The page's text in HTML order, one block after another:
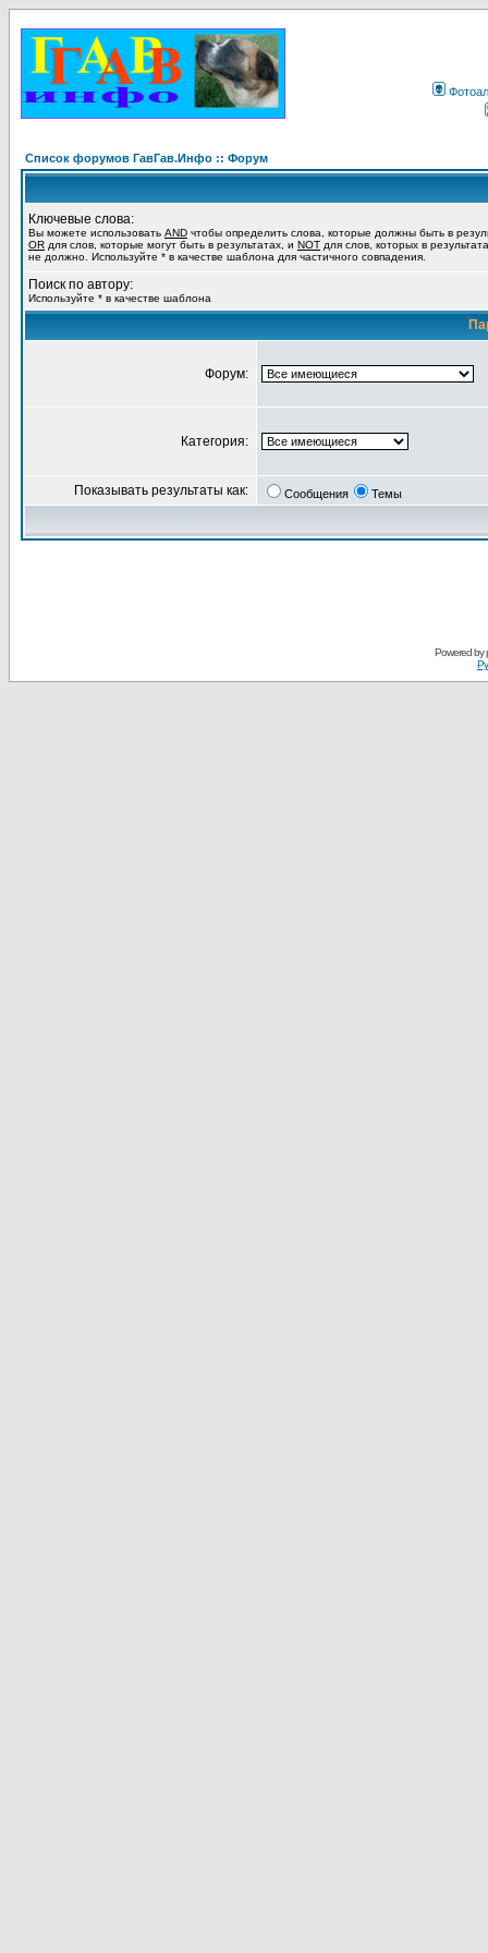
Список форумов ГавГав.Инфо :: Форум
Ключевые слова:
Вы можете использовать AND чтобы определить слова, которые должны быть в
OR для слов, которые могут быть в результатах, и NOT для слов, которых в
не должно. Используйте * в качестве шаблона для частичного совпадения.
Поиск по автору:
Используйте * в качестве шаблона
Форум:
Категория:
Показывать результаты как: Сообщения Темы
Powered by